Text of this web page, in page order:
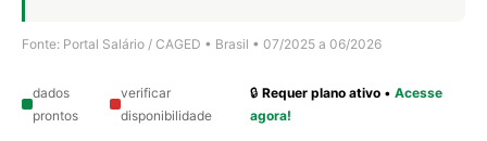
Fonte: Portal Salário / CAGED • Brasil • 07/2025 a 06/2026
dados
prontos
verificar
disponibilidade
🔒Requer plano ativo •Acesse
agora!